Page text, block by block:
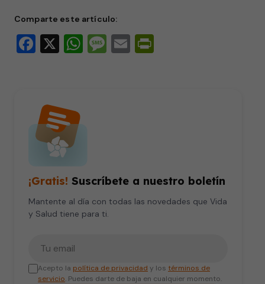
Comparte este artículo:
Facebook
X WhatsApp
Message
Email
¡Gratis! Suscríbete a nuestro boletín
Mantente al día con todas las novedades que Vida
y Salud tiene para ti.
Acepto la política de privacidad y los términos de
servicio. Puedes darte de baja en cualquier momento.